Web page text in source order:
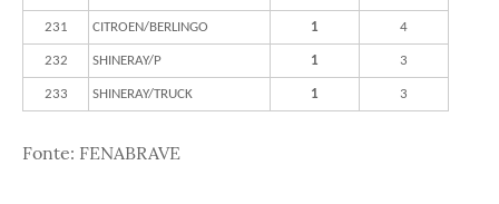
231 CITROEN/BERLINGO 1 4
232 SHINERAY/P 1 3
233 SHINERAY/TRUCK 1 3
Fonte: FENABRAVE